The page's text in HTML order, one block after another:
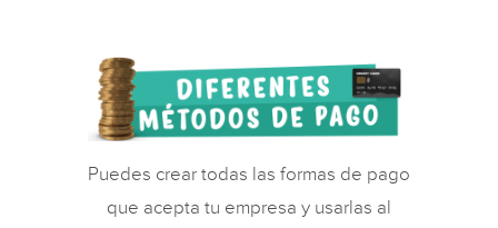
Puedes crear todas las formas de pago
que acepta tu empresa y usarlas al